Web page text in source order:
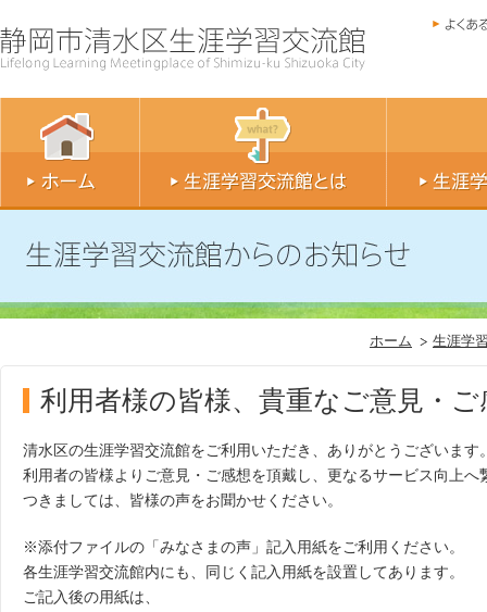
ホーム 生涯学
利用者様の皆様、貴重なご意見・
清水区の生涯学習交流館をご利用いただき、ありがとうございます
利用者の皆様よりご意見・ご感想を頂戴し、更なるサービス向上へ
つきましては、皆様の声をお聞かせください。
※添付ファイルの「みなさまの声」記入用紙をご利用ください。
各生涯学習交流館内にも、同じく記入用紙を設置してあります。
ご記入後の用紙は、